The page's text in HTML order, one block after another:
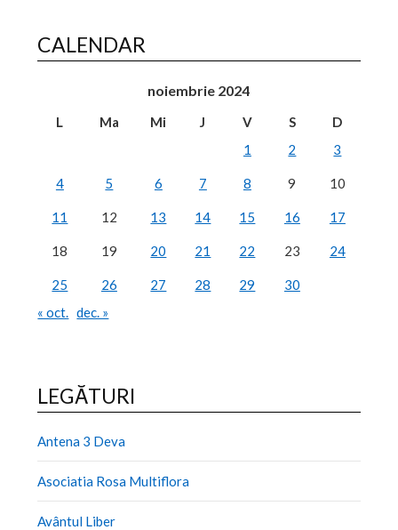
CALENDAR
noiembrie 2024
L Ma Mi J V S
D
1
2 3
4 5 6 7 8 9 10
11 12 13 14 15 16 17
18 19 20 21 22 23 24
25 26 27 28 29
30
« oct. dec. »
LEGĂTURI
Antena 3 Deva
Asociatia Rosa Multiflora
Avântul Liber